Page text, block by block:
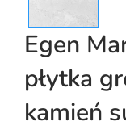
Egen
płytka
kamień